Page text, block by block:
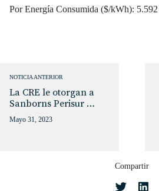
Compartir
Por Energía Consumida ($/kWh): 5.592
NOTICIA ANTERIOR
La CRE le otorgan a
Sanborns Perisur …
Mayo 31, 2023